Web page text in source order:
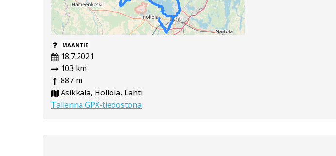
MAANTIE
18.7.2021
103 km
887 m
Asikkala, Hollola, Lahti
Tallenna GPX-tiedostona